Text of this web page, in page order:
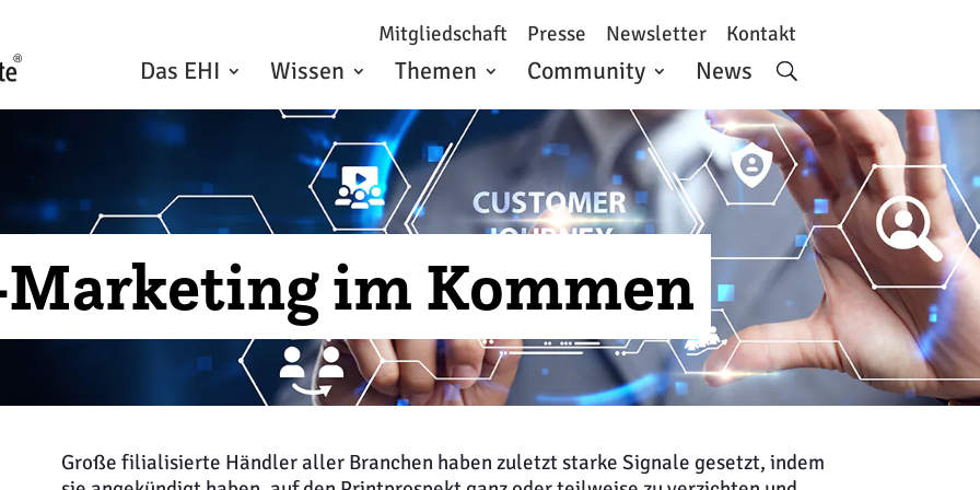
Mitgliedschaft Presse Newsletter Kontakt
Das EHI Wissen Themen Community News
im Kommen
Große filialisierte Händler aller Branchen haben zuletzt starke Signale gesetzt, indem